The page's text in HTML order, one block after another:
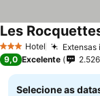
3 EstrelasHotel Extensas
Les
9,0 Excelente 2.526
Selecione as